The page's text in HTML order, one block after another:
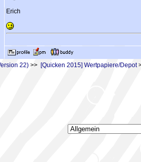
Erich
22) >> [Quicken 2015] Wertpapiere/Depot